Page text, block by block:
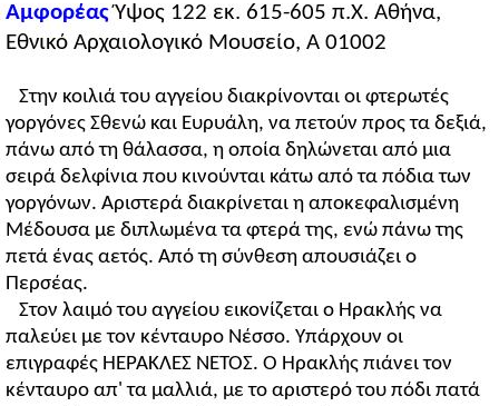
ΑμφορέαςΎψος 122 εκ. 615-605 π.Χ. Αθήνα,
Εθνικό Αρχαιολογικό Μουσείο, Α 01002
Στην κοιλιά του αγγείου διακρίνονται οι φτερωτές
γοργόνες Σθενώ και Ευρυάλη, να πετούν προς τα δεξιά,
πάνω από τη θάλασσα, η οποία δηλώνεται από μια
σειρά δελφίνια που κινούνται κάτω από τα πόδια των
γοργόνων. Αριστερά διακρίνεται η αποκεφαλισμένη
Μέδουσα με διπλωμένα τα φτερά της, ενώ πάνω της
πετά ένας αετός. Από τη σύνθεση απουσιάζει ο
Περσέας.
Στον λαιμό του αγγείου εικονίζεται ο Ηρακλής να
παλεύει με τον κένταυρο Νέσσο. Υπάρχουν οι
επιγραφές HEΡΑΚΛΕΣ ΝΕΤΟΣ. Ο Ηρακλής πιάνει τον
κένταυρο απ' τα μαλλιά, με το αριστερό του πόδι πατά